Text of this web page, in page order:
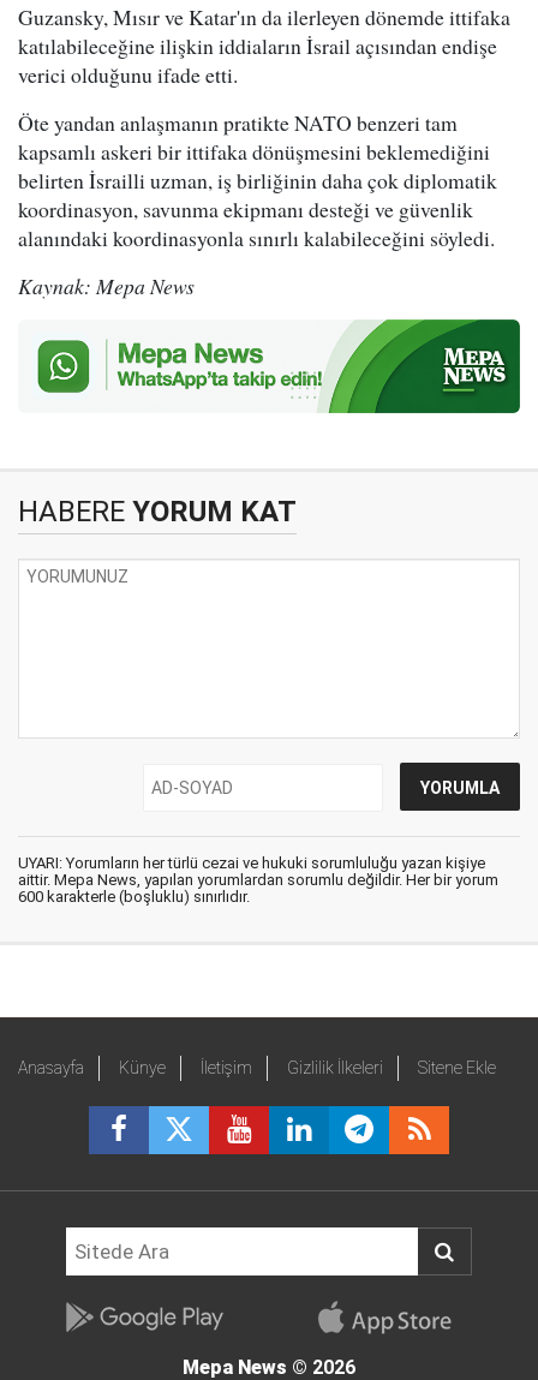
Guzansky, Mısır ve Katar'ın da ilerleyen dönemde ittifaka
katılabileceğine ilişkin iddiaların İsrail açısından endişe
verici olduğunu ifade etti.
Öte yandan anlaşmanın pratikte NATO benzeri tam
kapsamlı askeri bir ittifaka dönüşmesini beklemediğini
belirten İsrailli uzman, iş birliğinin daha çok diplomatik
koordinasyon, savunma ekipmanı desteği ve güvenlik
alanındaki koordinasyonla sınırlı kalabileceğini söyledi.
Kaynak: Mepa News
HABERE YORUM KAT
UYARI: Yorumların her türlü cezai ve hukuki sorumluluğu yazan kişiye
aittir. Mepa News, yapılan yorumlardan sorumlu değildir. Her bir yorum
600 karakterle (boşluklu) sınırlıdır.
Anasayfa Künye İletişim Gizlilik İlkeleri Sitene Ekle
Mepa News © 2026